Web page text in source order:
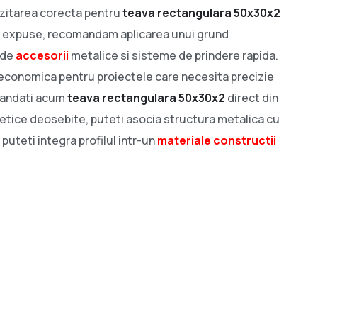
corecta pentruteava rectangulara 50x30x2
recomandam aplicarea unui grund
accesorii metalice si sisteme de prindere rapida.
pentru proiectele care necesita precizie
acumteava rectangulara 50x30x2 direct din
deosebite, puteti asocia structura metalica cu
puteti integra profilul intr-unmateriale constructii